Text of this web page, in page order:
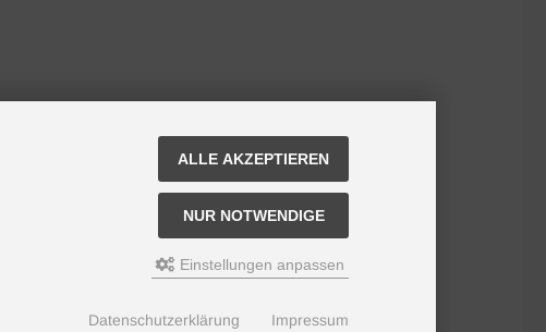
ALLE AKZEPTIEREN
NUR NOTWENDIGE
Einstellungen anpassen
Datenschutzerklärung Impressum